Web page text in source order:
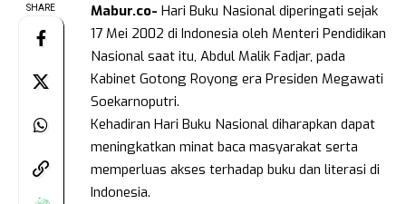
SHARE Mabur.co- Hari Buku Nasional diperingati sejak
17 Mei 2002 di Indonesia oleh Menteri Pendidikan
Nasional saat itu, Abdul Malik Fadjar, pada
Kabinet Gotong Royong era Presiden Megawati
Soekarnoputri.
Kehadiran Hari Buku Nasional diharapkan dapat
meningkatkan minat baca masyarakat serta
memperluas akses terhadap buku dan literasi di
Indonesia.